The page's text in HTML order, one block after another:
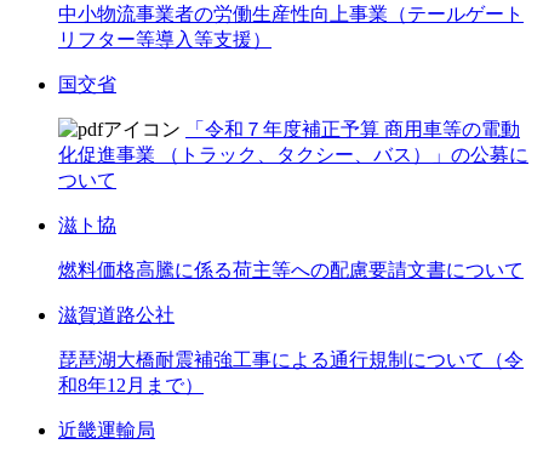
中小物流事業者の労働生産性向上事業（テールゲート
リフター等導入等支援）
国交省
「令和７年度補正予算 商用車等の電動
化促進事業 （トラック、タクシー、バス）」の公募に
ついて
滋ト協
燃料価格高騰に係る荷主等への配慮要請文書について
滋賀道路公社
琵琶湖大橋耐震補強工事による通行規制について（令
和8年12月まで）
近畿運輸局